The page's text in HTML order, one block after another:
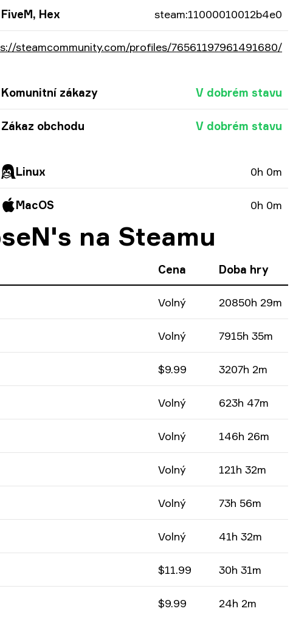
FiveM, Hex steam:11000010012b4e0
steamcommunity.com/profiles/76561197961491680/
Komunitní zákazy V dobrém stavu
Zákaz obchodu V dobrém stavu
Linux 0h 0m
MacOS 0h 0m
na Steamu
Cena Doba hry
Volný 20850h 29m
Volný 7915h 35m
$9.99 3207h 2m
Volný 623h 47m
Volný 146h 26m
Volný 121h 32m
Volný 73h 56m
Volný 41h 32m
$11.99 30h 31m
$9.99 24h 2m